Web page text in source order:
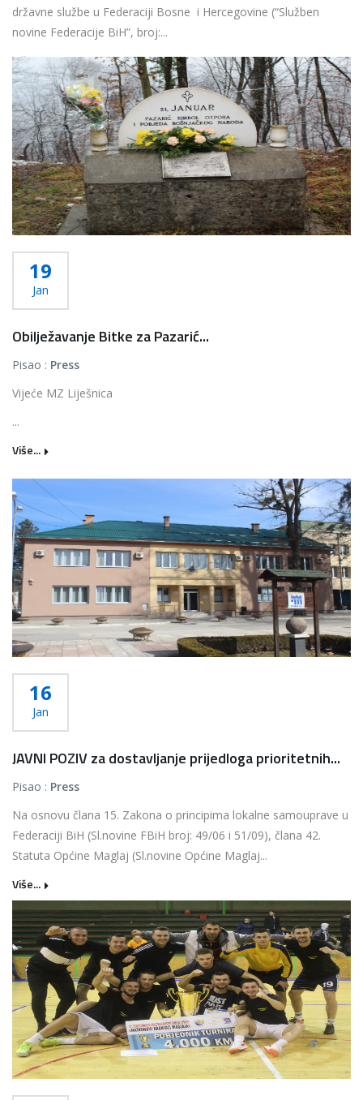
državne službe u Federaciji Bosne i Hercegovine (“Služben
novine Federacije BiH”, broj:...
Više...
19
Jan
Obilježavanje Bitke za Pazarić...
Pisao : Press
Vijeće MZ Liješnica
...
Više...
16
Jan
JAVNI POZIV za dostavljanje prijedloga prioritetnih...
Pisao : Press
Na osnovu člana 15. Zakona o principima lokalne samouprave u
Federaciji BiH (Sl.novine FBiH broj: 49/06 i 51/09), člana 42.
Statuta Općine Maglaj (Sl.novine Općine Maglaj...
Više...